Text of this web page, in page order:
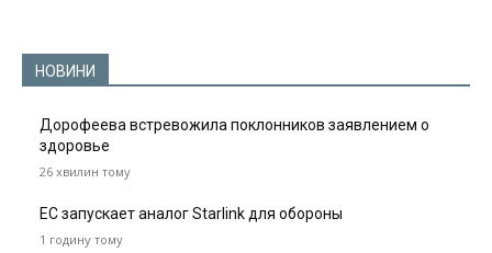
НОВИНИ
Дорофеева встревожила поклонников заявлением о
здоровье
26 хвилин тому
ЕС запускает аналог Starlink для обороны
1 годину тому